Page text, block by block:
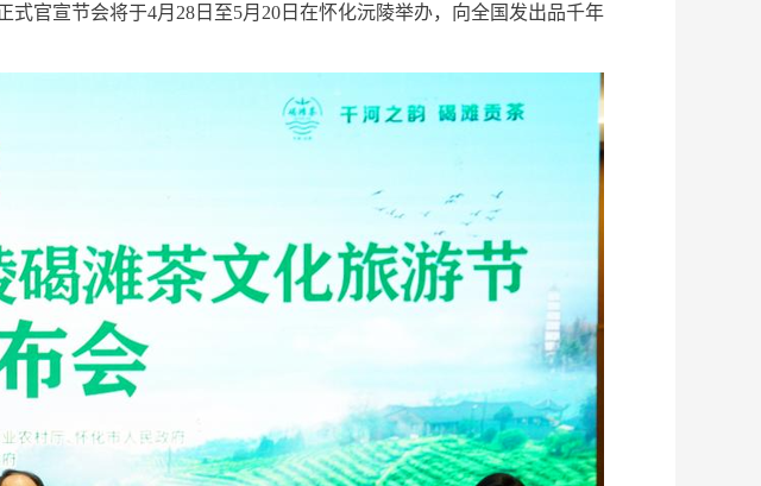
官宣节会将于4月28日至5月20日在怀化沅陵举办，向全国发出品千年